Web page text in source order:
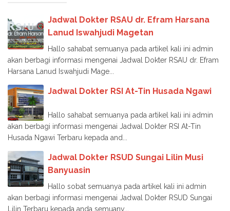
Jadwal Dokter RSAU dr. Efram Harsana
Lanud Iswahjudi Magetan
Hallo sahabat semuanya pada artikel kali ini admin
akan berbagi informasi mengenai Jadwal Dokter RSAU dr. Efram
Harsana Lanud Iswahjudi Mage...
Jadwal Dokter RSI At-Tin Husada Ngawi
Hallo sahabat semuanya pada artikel kali ini admin
akan berbagi informasi mengenai Jadwal Dokter RSI At-Tin
Husada Ngawi Terbaru kepada and...
Jadwal Dokter RSUD Sungai Lilin Musi
Banyuasin
Hallo sobat semuanya pada artikel kali ini admin
akan berbagi informasi mengenai Jadwal Dokter RSUD Sungai
Lilin Terbaru kepada anda semuany...